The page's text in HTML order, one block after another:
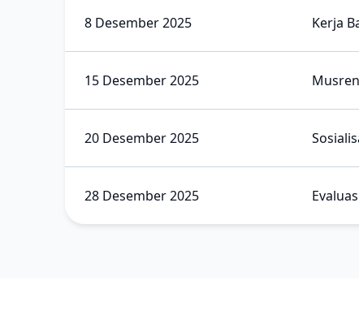
8 Desember 2025 Kerja
15 Desember 2025
20 Desember 2025
28 Desember 2025